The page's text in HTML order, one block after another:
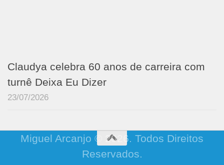
Claudya celebra 60 anos de carreira com
turnê Deixa Eu Dizer
23/07/2026
Miguel Arcanjo © 2026. Todos Direitos
Reservados.